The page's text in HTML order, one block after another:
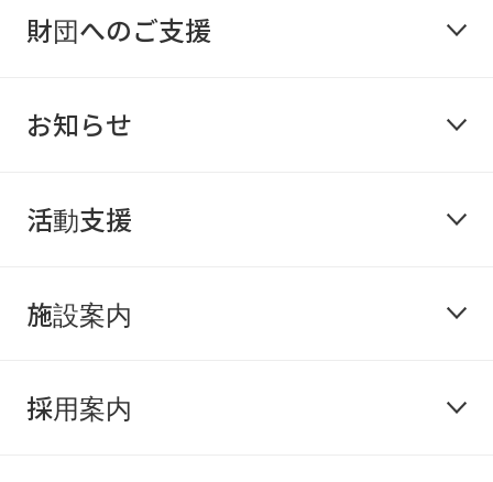
財団へのご支援
お知らせ
活動支援
施設案内
採用案内